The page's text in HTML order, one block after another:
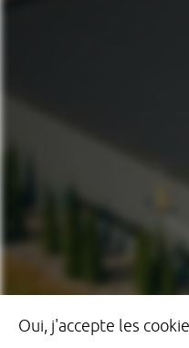
Oui, j'accepte les